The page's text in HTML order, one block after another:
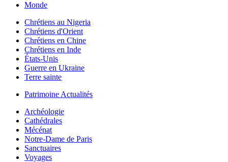
Monde
Chrétiens au Nigeria
Chrétiens d'Orient
Chrétiens en Chine
Chrétiens en Inde
États-Unis
Guerre en Ukraine
Terre sainte
Patrimoine Actualités
Archéologie
Cathédrales
Mécénat
Notre-Dame de Paris
Sanctuaires
Voyages